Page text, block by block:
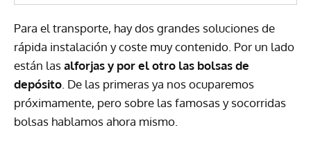
Para el transporte, hay dos grandes soluciones de
rápida instalación y coste muy contenido. Por un lado
están lasalforjas y por el otro las bolsas de
depósito . De las primeras ya nos ocuparemos
próximamente, pero sobre las famosas y socorridas
bolsas hablamos ahora mismo.